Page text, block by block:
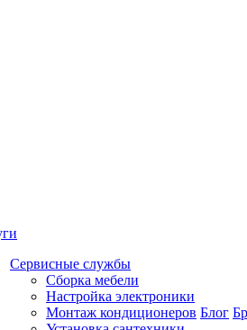
Сервисные службы
Сборка мебели
Настройка электроники
Монтаж кондиционеров Блог